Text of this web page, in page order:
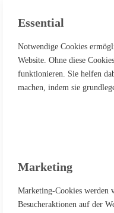
Essential
Notwendige Cookies
Website. Ohne diese
funktionieren. Sie helfen
machen, indem sie
Marketing
Marketing-Cookies werden
Besucheraktionen auf der